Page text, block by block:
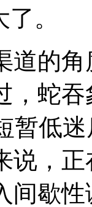
。
道的
，蛇
暂低
说，
间歇